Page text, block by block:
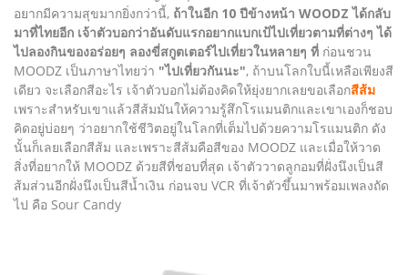
อยากมีความสุขมากยิ่งกว่านี้, ถ้าในอีก 10 ปีข้างหน้า WOODZ ได้กลับ
มาที่ไทยอีก เจ้าตัวบอกว่าอันดับแรกอยากแบกเป้ไปเที่ยวตามที่ต่างๆ ได้
ไปลองกินของอร่อยๆ ลองขี่สกูตเตอร์ไปเที่ยวในหลายๆ ที่ ก่อนชวน
MOODZ เป็นภาษาไทยว่า "ไปเที่ยวกันนะ", ถ้าบนโลกใบนี้เหลือเพียงสี
เดียว จะเลือกสีอะไร เจ้าตัวบอกไม่ต้องคิดให้ยุ่งยากเลยขอเลือกสีส้ม
เพราะสำหรับเขาแล้วสีส้มมันให้ความรู้สึกโรแมนติกและเขาเองก็ชอบ
คิดอยู่บ่อยๆ ว่าอยากใช้ชีวิตอยู่ในโลกที่เต็มไปด้วยความโรแมนติก ดัง
นั้นก็เลยเลือกสีส้ม และเพราะสีส้มคือสีของ MOODZ และเมื่อให้วาด
สิ่งที่อยากให้ MOODZ ด้วยสีที่ชอบที่สุด เจ้าตัววาดลูกอมที่ฝั่งนึงเป็นสี
ส้มส่วนอีกฝั่งนึงเป็นสีน้ำเงิน ก่อนจบ VCR ที่เจ้าตัวขึ้นมาพร้อมเพลงถัด
ไป คือ Sour Candy